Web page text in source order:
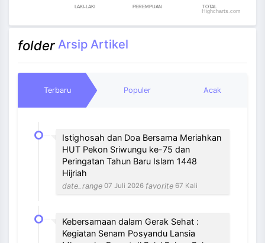
LAKI-LAKI
PEREMPUAN
TOTAL
Highcharts.com
folder Arsip Artikel
Terbaru Populer Acak
Istighosah dan Doa Bersama Meriahkan
HUT Pekon Sriwungu ke-75 dan
Peringatan Tahun Baru Islam 1448
Hijriah
date_range 07 Juli 2026 favorite 67 Kali
Kebersamaan dalam Gerak Sehat :
Kegiatan Senam Posyandu Lansia